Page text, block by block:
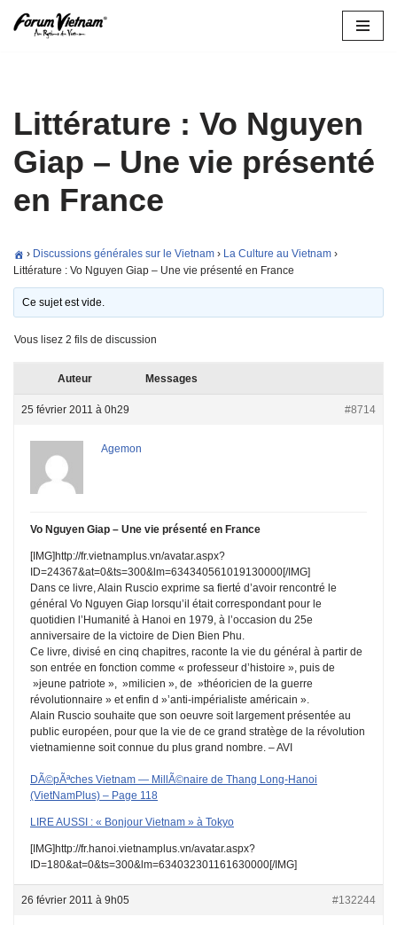
Littérature : Vo Nguyen
Giap – Une vie présenté
en France
› Discussions générales sur le Vietnam › La Culture au Vietnam ›
Littérature : Vo Nguyen Giap – Une vie présenté en France
Ce sujet est vide.
Vous lisez 2 fils de discussion
Auteur Messages
25 février 2011 à 0h29 #8714
Agemon
Vo Nguyen Giap – Une vie présenté en France
[IMG]http://fr.vietnamplus.vn/avatar.aspx?
ID=24367&at=0&ts=300&lm=634340561019130000[/IMG]
Dans ce livre, Alain Ruscio exprime sa fierté d’avoir rencontré le
général Vo Nguyen Giap lorsqu’il était correspondant pour le
quotidien l’Humanité à Hanoi en 1979, à l’occasion du 25e
anniversaire de la victoire de Dien Bien Phu.
Ce livre, divisé en cinq chapitres, raconte la vie du général à partir de
son entrée en fonction comme « professeur d’histoire », puis de
»jeune patriote », »milicien », de »théoricien de la guerre
révolutionnaire » et enfin d »’anti-impérialiste américain ».
Alain Ruscio souhaite que son oeuvre soit largement présentée au
public européen, pour que la vie de ce grand stratège de la révolution
vietnamienne soit connue du plus grand nombre. – AVI
DÃ©pÃªches Vietnam — MillÃ©naire de Thang Long-Hanoi
(VietNamPlus) – Page 118
LIRE AUSSI : « Bonjour Vietnam » à Tokyo
[IMG]http://fr.hanoi.vietnamplus.vn/avatar.aspx?
ID=180&at=0&ts=300&lm=634032301161630000[/IMG]
26 février 2011 à 9h05 #132244